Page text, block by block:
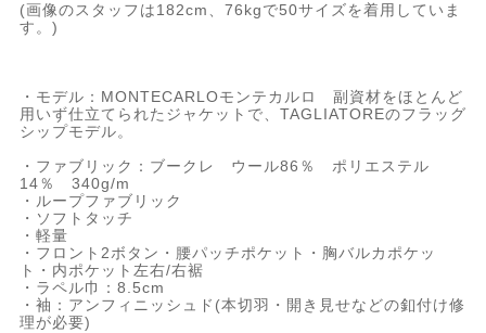
(画像のスタッフは182cm、76kgで50サイズを着用していま
す。)
・モデル：MONTECARLOモンテカルロ 副資材をほとんど
用いず仕立てられたジャケットで、TAGLIATOREのフラッグ
シップモデル。
・ファブリック：ブークレ ウール86％ ポリエステル
14％ 340g/m
・ループファブリック
・ソフトタッチ
・軽量
・フロント2ボタン・腰パッチポケット・胸バルカポケッ
ト・内ポケット左右/右裾
・ラペル巾：8.5cm
・袖：アンフィニッシュド(本切羽・開き見せなどの釦付け修
理が必要)